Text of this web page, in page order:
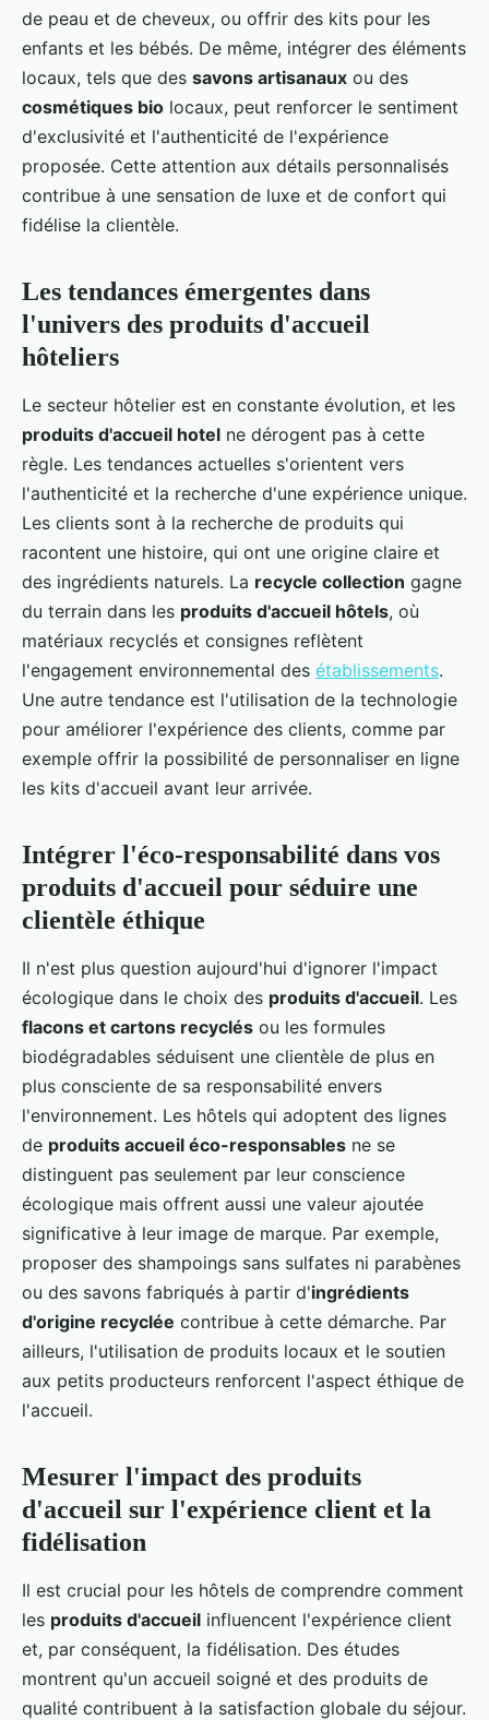
de peau et de cheveux, ou offrir des kits pour les
enfants et les bébés. De même, intégrer des éléments
locaux, tels que des savons artisanaux ou des
cosmétiques bio locaux, peut renforcer le sentiment
d'exclusivité et l'authenticité de l'expérience
proposée. Cette attention aux détails personnalisés
contribue à une sensation de luxe et de confort qui
fidélise la clientèle.
Les tendances émergentes dans
l'univers des produits d'accueil
hôteliers
Le secteur hôtelier est en constante évolution, et les
produits d'accueil hotel ne dérogent pas à cette
règle. Les tendances actuelles s'orientent vers
l'authenticité et la recherche d'une expérience unique.
Les clients sont à la recherche de produits qui
racontent une histoire, qui ont une origine claire et
des ingrédients naturels. La recycle collection gagne
du terrain dans les produits d'accueil hôtels, où
matériaux recyclés et consignes reflètent
l'engagement environnemental des établissements.
Une autre tendance est l'utilisation de la technologie
pour améliorer l'expérience des clients, comme par
exemple offrir la possibilité de personnaliser en ligne
les kits d'accueil avant leur arrivée.
Intégrer l'éco-responsabilité dans vos
produits d'accueil pour séduire une
clientèle éthique
Il n'est plus question aujourd'hui d'ignorer l'impact
écologique dans le choix des produits d'accueil. Les
flacons et cartons recyclés ou les formules
biodégradables séduisent une clientèle de plus en
plus consciente de sa responsabilité envers
l'environnement. Les hôtels qui adoptent des lignes
de produits accueil éco-responsables ne se
distinguent pas seulement par leur conscience
écologique mais offrent aussi une valeur ajoutée
significative à leur image de marque. Par exemple,
proposer des shampoings sans sulfates ni parabènes
ou des savons fabriqués à partir d'ingrédients
d'origine recyclée contribue à cette démarche. Par
ailleurs, l'utilisation de produits locaux et le soutien
aux petits producteurs renforcent l'aspect éthique de
l'accueil.
Mesurer l'impact des produits
d'accueil sur l'expérience client et la
fidélisation
Il est crucial pour les hôtels de comprendre comment
les produits d'accueil influencent l'expérience client
et, par conséquent, la fidélisation. Des études
montrent qu'un accueil soigné et des produits de
qualité contribuent à la satisfaction globale du séjour.